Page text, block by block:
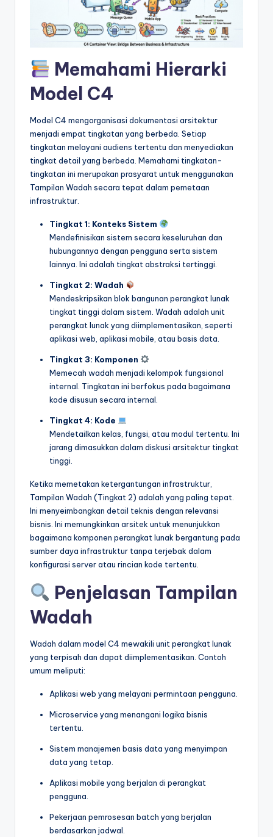
Memahami Hierarki
Model C4
Model C4 mengorganisasi dokumentasi arsitektur
menjadi empat tingkatan yang berbeda. Setiap
tingkatan melayani audiens tertentu dan menyediakan
tingkat detail yang berbeda. Memahami tingkatan-
tingkatan ini merupakan prasyarat untuk menggunakan
Tampilan Wadah secara tepat dalam pemetaan
infrastruktur.
Tingkat 1: Konteks Sistem
Mendefinisikan sistem secara keseluruhan dan
hubungannya dengan pengguna serta sistem
lainnya. Ini adalah tingkat abstraksi tertinggi.
Tingkat 2: Wadah
Mendeskripsikan blok bangunan perangkat lunak
tingkat tinggi dalam sistem. Wadah adalah unit
perangkat lunak yang diimplementasikan, seperti
aplikasi web, aplikasi mobile, atau basis data.
Tingkat 3: Komponen
Memecah wadah menjadi kelompok fungsional
internal. Tingkatan ini berfokus pada bagaimana
kode disusun secara internal.
Tingkat 4: Kode
Mendetailkan kelas, fungsi, atau modul tertentu. Ini
jarang dimasukkan dalam diskusi arsitektur tingkat
tinggi.
Ketika memetakan ketergantungan infrastruktur,
Tampilan Wadah (Tingkat 2) adalah yang paling tepat.
Ini menyeimbangkan detail teknis dengan relevansi
bisnis. Ini memungkinkan arsitek untuk menunjukkan
bagaimana komponen perangkat lunak bergantung pada
sumber daya infrastruktur tanpa terjebak dalam
konfigurasi server atau rincian kode tertentu.
Penjelasan Tampilan
Wadah
Wadah dalam model C4 mewakili unit perangkat lunak
yang terpisah dan dapat diimplementasikan. Contoh
umum meliputi:
Aplikasi web yang melayani permintaan pengguna.
Microservice yang menangani logika bisnis
tertentu.
Sistem manajemen basis data yang menyimpan
data yang tetap.
Aplikasi mobile yang berjalan di perangkat
pengguna.
Pekerjaan pemrosesan batch yang berjalan
berdasarkan jadwal.